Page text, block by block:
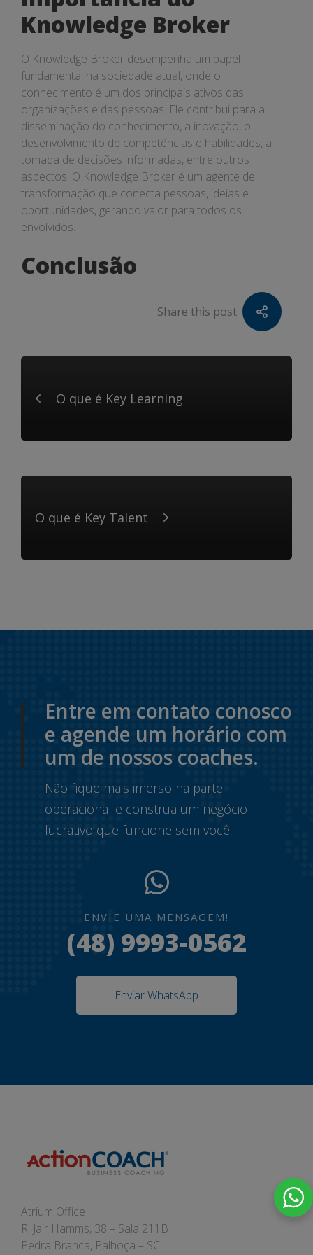
Knowledge Broker
O Knowledge Broker desempenha um papel
fundamental na sociedade atual, onde o
conhecimento é um dos principais ativos das
organizações e das pessoas. Ele contribui para a
disseminação do conhecimento, a inovação, o
desenvolvimento de competências e habilidades, a
tomada de decisões informadas, entre outros
aspectos. O Knowledge Broker é um agente de
transformação que conecta pessoas, ideias e
oportunidades, gerando valor para todos os
envolvidos.
Conclusão
Share this post
O que é Key Learning
O que é Key Talent
Entre em contato conosco
e agende um horário com
um de nossos coaches.
Não fique mais imerso na parte
operacional e construa um negócio
lucrativo que funcione sem você.
ENVIE UMA MENSAGEM!
(48) 9993-0562
Enviar WhatsApp
Atrium Office
R. Jair Hamms, 38 – Sala 211B
Pedra Branca, Palhoça – SC